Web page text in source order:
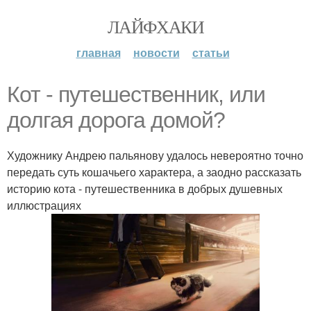
ЛАЙФХАКИ
главная новости статьи
Кот - путешественник, или
долгая дорога домой?
Художнику Андрею пальянову удалось невероятно точно
передать суть кошачьего характера, а заодно рассказать
историю кота - путешественника в добрых душевных
иллюстрациях